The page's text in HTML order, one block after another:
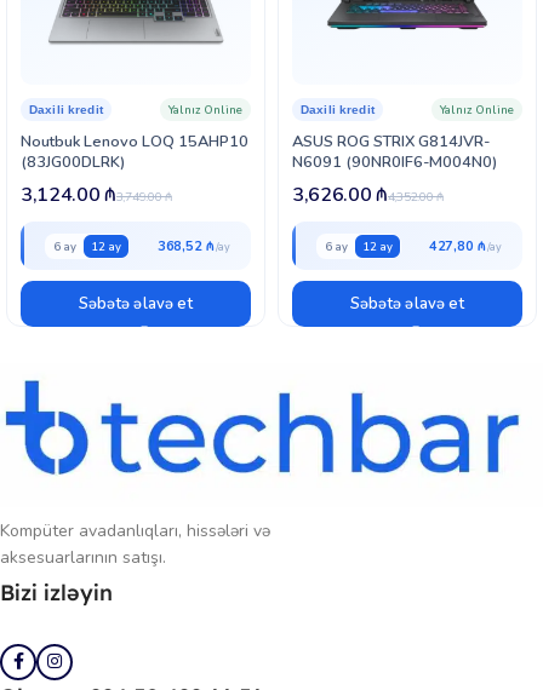
Noutbuk Lenovo LOQ 15AHP10
(83JG00DLRK)
Daxili kredit Yalnız Online
3,749.00₼
3,124.00₼
6 ay 12 ay 368,52 ₼
Səbətə əlavə et
ASUS ROG STRIX G814JVR-
N6091 (90NR0IF6-M004N0)
Daxili kredit Yalnız Online
4,352.00₼
3,626.00₼
6 ay 12 ay 427,80 ₼
Səbətə əlavə et
Kompüter avadanlıqları, hissələri və
aksesuarlarının satışı.
Bizi izləyin